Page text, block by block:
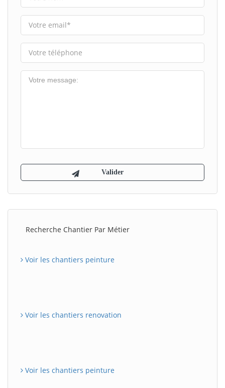
Recherche Chantier Par Métier
Voir les chantiers peinture
Voir les chantiers renovation
Voir les chantiers peinture